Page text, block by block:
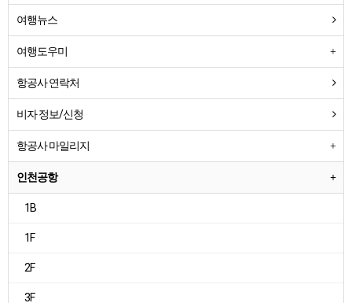
여행뉴스
여행도우미
항공사 연락처
비자 정보/신청
항공사 마일리지
인천공항
1B
1F
2F
3F